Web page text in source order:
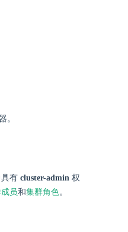
。
有 cluster-admin 权
员和集群角色。